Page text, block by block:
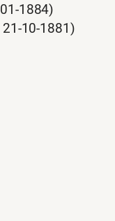
1884)
10-1881)